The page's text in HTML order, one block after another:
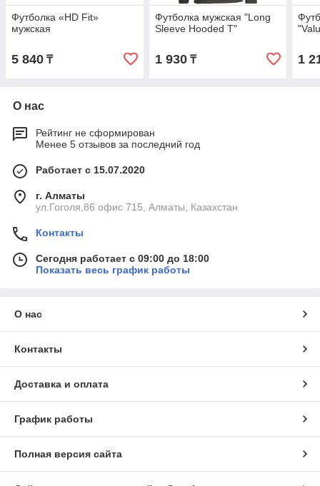
Футболка «HD Fit»
мужская
5 840 ₸
Футболка мужская "Long
Sleeve Hooded T"
1 930₸ 1
О нас
Рейтинг не сформирован
Менее 5 отзывов за последний год
Работает с 15.07.2020
г. Алматы
ул.Гоголя,86 офис 715, Алматы, Казахстан
Контакты
Сегодня работает с 09:00 до 18:00
Показать весь график работы
О нас
Контакты
Доставка и оплата
График работы
Полная версия сайта